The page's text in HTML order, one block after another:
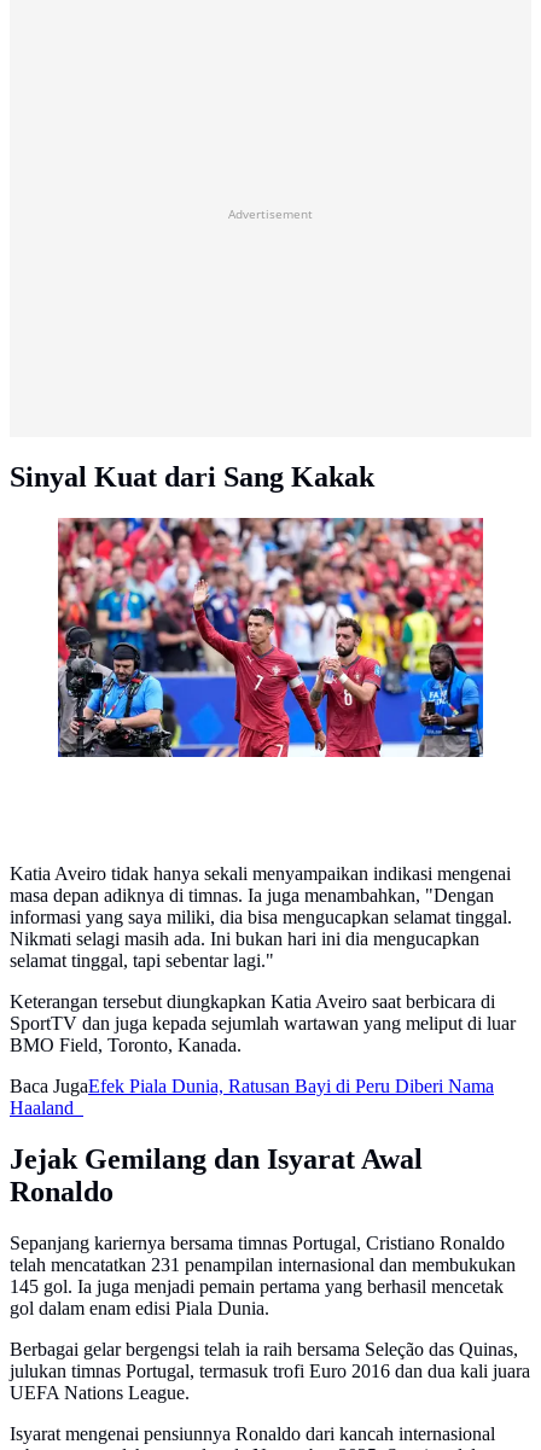
Advertisement
Sinyal Kuat dari Sang Kakak
Pemain Portugal Cristiano Ronaldo dan Bruno
Fernandes usai pertandingan melawan Uzbekistan di
Piala Dunia 2026 di Houston, Selasa (23/6/2026). (AP
Photo/Ashley Landis)
Katia Aveiro tidak hanya sekali menyampaikan indikasi mengenai
masa depan adiknya di timnas. Ia juga menambahkan, "Dengan
informasi yang saya miliki, dia bisa mengucapkan selamat tinggal.
Nikmati selagi masih ada. Ini bukan hari ini dia mengucapkan
selamat tinggal, tapi sebentar lagi."
Keterangan tersebut diungkapkan Katia Aveiro saat berbicara di
SportTV dan juga kepada sejumlah wartawan yang meliput di luar
BMO Field, Toronto, Kanada.
Baca JugaEfek Piala Dunia, Ratusan Bayi di Peru Diberi Nama
Haaland
Jejak Gemilang dan Isyarat Awal
Ronaldo
Sepanjang kariernya bersama timnas Portugal, Cristiano Ronaldo
telah mencatatkan 231 penampilan internasional dan membukukan
145 gol. Ia juga menjadi pemain pertama yang berhasil mencetak
gol dalam enam edisi Piala Dunia.
Berbagai gelar bergengsi telah ia raih bersama Seleção das Quinas,
julukan timnas Portugal, termasuk trofi Euro 2016 dan dua kali juara
UEFA Nations League.
Isyarat mengenai pensiunnya Ronaldo dari kancah internasional